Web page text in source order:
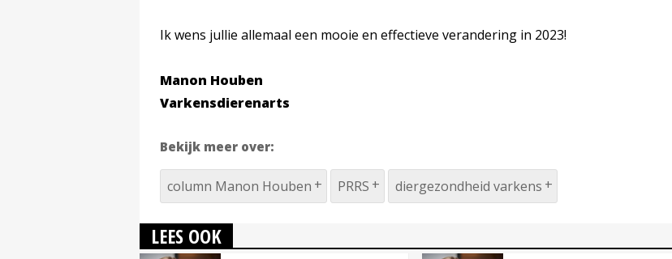
Ik wens jullie allemaal een mooie en effectieve verandering in 2023!
Manon Houben
Varkensdierenarts
Bekijk meer over:
column Manon Houben PRRS diergezondheid varkens
LEES OOK